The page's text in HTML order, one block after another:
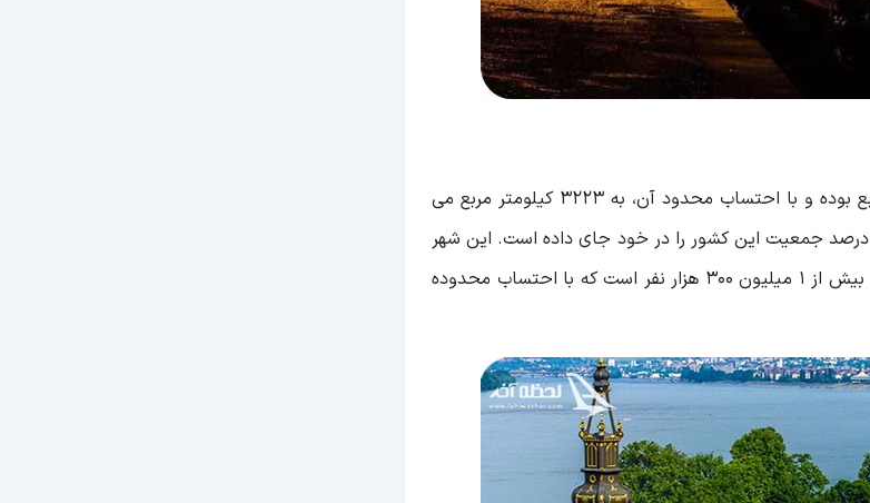
است. مساحت بلگراد تقریبا 360 کیلومتر مربع بوده و با احتساب محدود آن، به 3223 کیلومتر مربع می
رسد. این شهر حدودا 3.6 درصد از خاک کشور صربستان را شامل شده و 15 درصد جمعیت این کشور را در خود جای داده است. این شهر
که از بزرگ ترین شهرهای جنوب غرب اروپا محسوب می شود، دارای جمعیتی بیش از 1 میلیون 300 هزار نفر است که با احتساب محدوده